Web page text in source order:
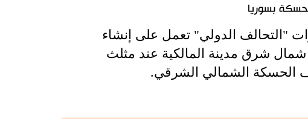
بسوريا
"التحالف الدولي" تعمل على إنشاء
شرق مدينة المالكية عند مثلث
الحسكة الشمالي الشرقي.